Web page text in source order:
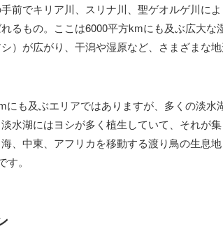
前でキリア川、スリナ川、聖ゲオルゲ川に
るもの。ここは6000平方kmにも及ぶ広大な
）が広がり、干潟や湿原など、さまざまな
も及ぶエリアではありますが、多くの淡水
水湖にはヨシが多く植生していて、それが
、中東、アフリカを移動する渡り鳥の生息
。